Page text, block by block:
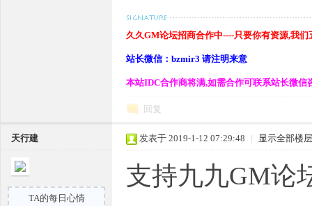
久久GM论坛招商合作中----只要你有资源,我们
站长微信：bzmir3 请注明来意
本站IDC合作商将满,如需合作可联系站长微信
回复
天行建
TA的每日心情
发表于 2019-1-12 07:29:48 | 显示全部楼层
支持九九GM论